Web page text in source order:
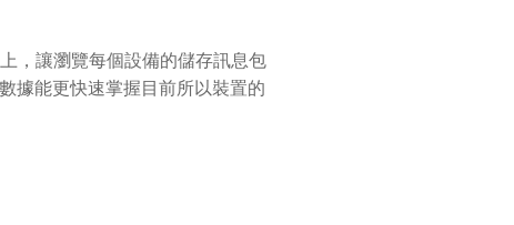
，讓瀏覽每個設備的儲存訊息包
據能更快速掌握目前所以裝置的